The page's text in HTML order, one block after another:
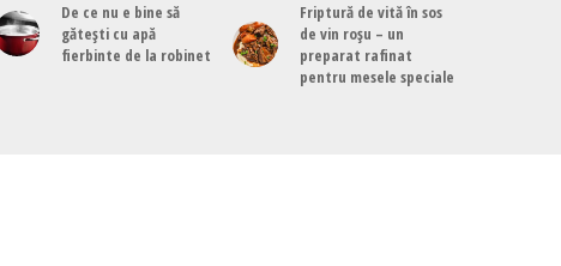
De ce nu e bine să
gătești cu apă
fierbinte de la robinet
Friptură de vită în sos
de vin roșu – un
preparat rafinat
pentru mesele speciale